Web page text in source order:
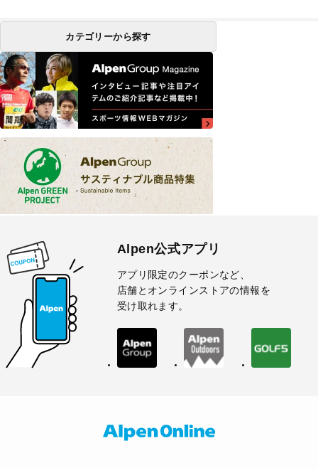
カテゴリーから探す
Alpen公式アプリ
アプリ限定のクーポンなど、
店舗とオンラインストアの情報を
受け取れます。